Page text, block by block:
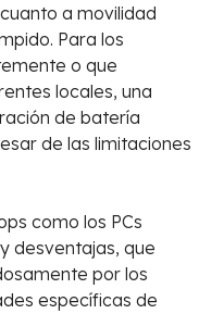
a movilidad
Para los
o que
locales, una
de batería
de las limitaciones
como los PCs
desventajas, que
por los
específicas de